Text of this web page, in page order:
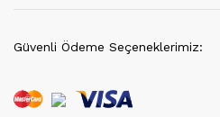
Güvenli Ödeme Seçeneklerimiz: